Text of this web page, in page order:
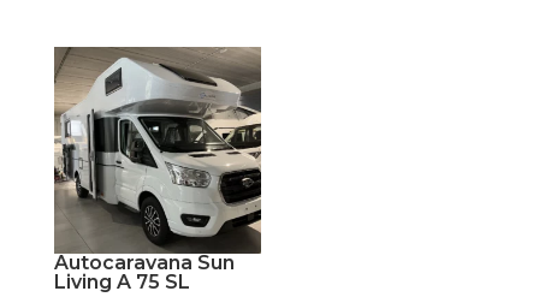
Autocaravana Sun
Living A 75 SL